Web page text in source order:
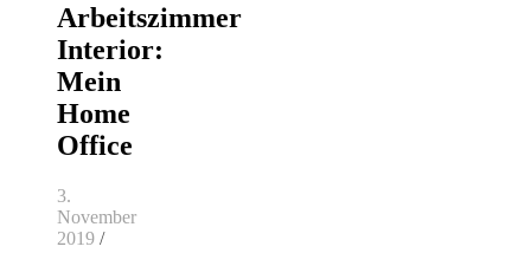
Arbeitszimmer
Interior:
Mein
Home
Office
3.
November
2019 /